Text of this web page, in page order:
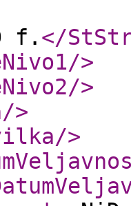
f. </
/>
/>
/>
/>